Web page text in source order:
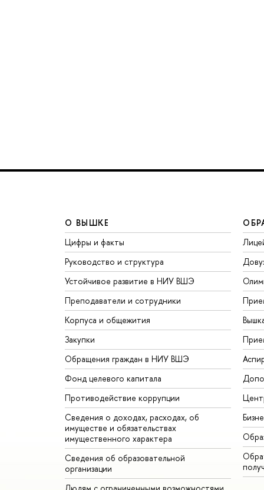
О ВЫШКЕ
Цифры и факты
Руководство и структура
Устойчивое развитие в НИУ ВШЭ
Преподаватели и сотрудники
Корпуса и общежития
Закупки
Обращения граждан в НИУ ВШЭ
Фонд целевого капитала
Противодействие коррупции
Сведения о доходах, расходах, об
имуществе и обязательствах
имущественного характера
Сведения об образовательной
организации